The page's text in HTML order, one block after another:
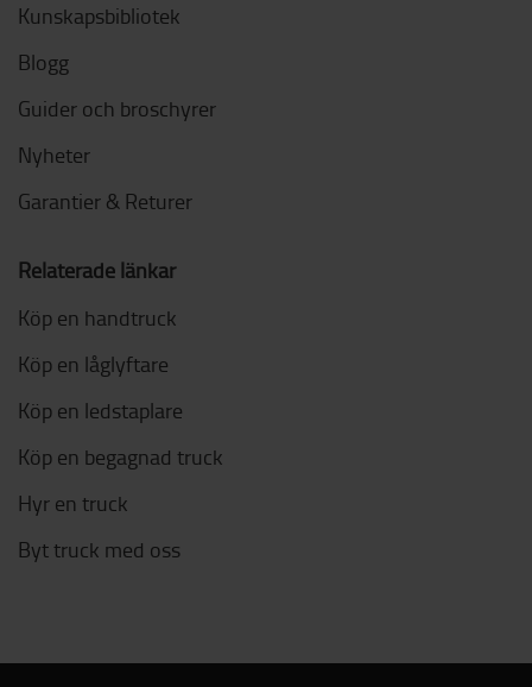
Kunskapsbibliotek
Blogg
Guider och broschyrer
Nyheter
Garantier & Returer
Relaterade länkar
Köp en handtruck
Köp en låglyftare
Köp en ledstaplare
Köp en begagnad truck
Hyr en truck
Byt truck med oss